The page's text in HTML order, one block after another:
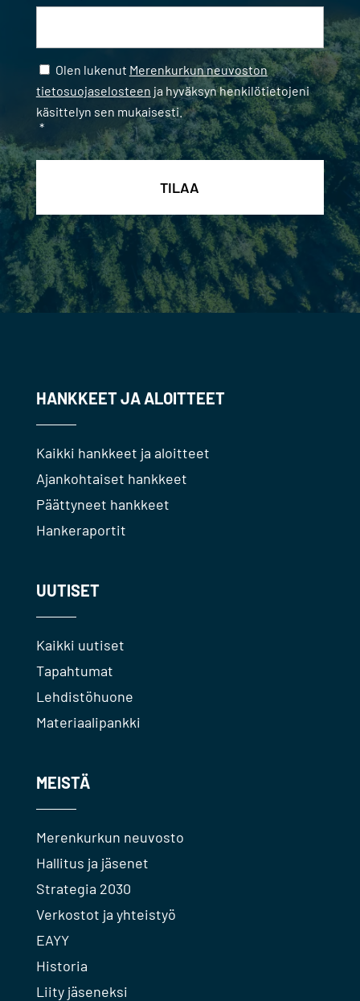
Samtycke *
Olen lukenut Merenkurkun neuvoston
tietosuojaselosteen ja hyväksyn henkilötietojeni
käsittelyn sen mukaisesti.
*
HANKKEET JA ALOITTEET
Kaikki hankkeet ja aloitteet
Ajankohtaiset hankkeet
Päättyneet hankkeet
Hankeraportit
UUTISET
Kaikki uutiset
Tapahtumat
Lehdistöhuone
Materiaalipankki
MEISTÄ
Merenkurkun neuvosto
Hallitus ja jäsenet
Strategia 2030
Verkostot ja yhteistyö
EAYY
Historia
Liity jäseneksi